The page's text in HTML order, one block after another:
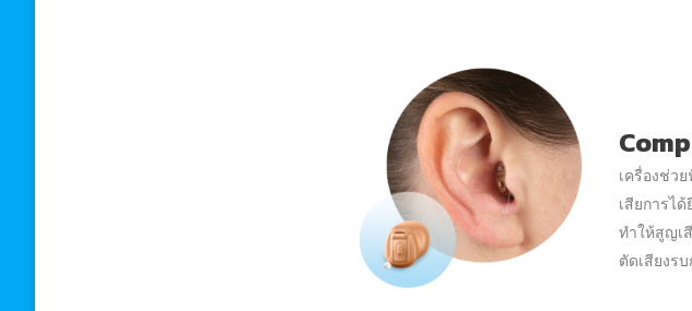
เครื่องช่ว
เสียการไ
ทำให้สูญเ
ตัดเสียงร